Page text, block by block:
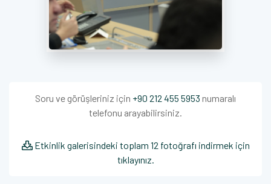
Soru ve görüşleriniz için +90 212 455 5953 numaralı
telefonu arayabilirsiniz.
Etkinlik galerisindeki toplam 12 fotoğrafı indirmek için
tıklayınız.